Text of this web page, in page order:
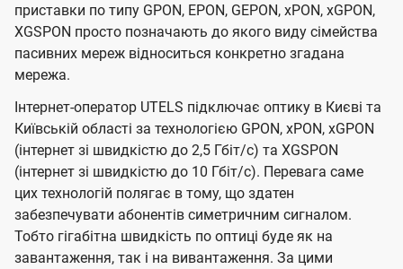
приставки по типу GPON, EPON, GEPON, xPON, xGPON,
XGSPON просто позначають до якого виду сімейства
пасивних мереж відноситься конкретно згадана
мережа.
Інтернет-оператор UTELS підключає оптику в Києві та
Київській області за технологією GPON, xPON, xGPON
(інтернет зі швидкістю до 2,5 Гбіт/с) та XGSPON
(інтернет зі швидкістю до 10 Гбіт/с). Перевага саме
цих технологій полягає в тому, що здатен
забезпечувати абонентів симетричним сигналом.
Тобто гігабітна швидкість по оптиці буде як на
завантаження, так і на вивантаження. За цими